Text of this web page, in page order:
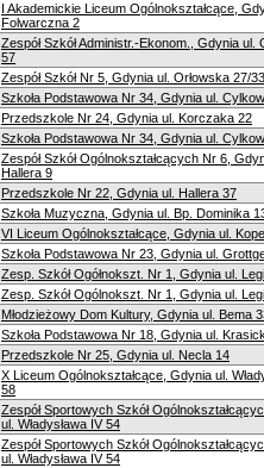
I Akademickie Liceum Ogólnokształcące,
Folwarczna 2
Zespół Szkół Administr.-Ekonom., Gdynia ul.
57
Zespół Szkół Nr 5, Gdynia ul. Orłowska 27/33
Szkoła Podstawowa Nr 34, Gdynia ul.
Przedszkole Nr 24, Gdynia ul. Korczaka 22
Szkoła Podstawowa Nr 34, Gdynia ul.
Zespół Szkół Ogólnokształcących Nr 6,
Hallera 9
Przedszkole Nr 22, Gdynia ul. Hallera 37
Szkoła Muzyczna, Gdynia ul. Bp. Dominika
VI Liceum Ogólnokształcące, Gdynia ul.
Szkoła Podstawowa Nr 23, Gdynia ul.
Zesp. Szkół Ogółnokszt. Nr 1, Gdynia ul.
Zesp. Szkół Ogólnokszt. Nr 1, Gdynia ul.
Młodzieżowy Dom Kultury, Gdynia ul. Bema
Szkoła Podstawowa Nr 18, Gdynia ul.
Przedszkole Nr 25, Gdynia ul. Necla 14
X Liceum Ogólnokształcące, Gdynia ul.
58
Zespół Sportowych Szkół
ul. Władysława IV 54
Zespół Sportowych Szkół
ul. Władysława IV 54